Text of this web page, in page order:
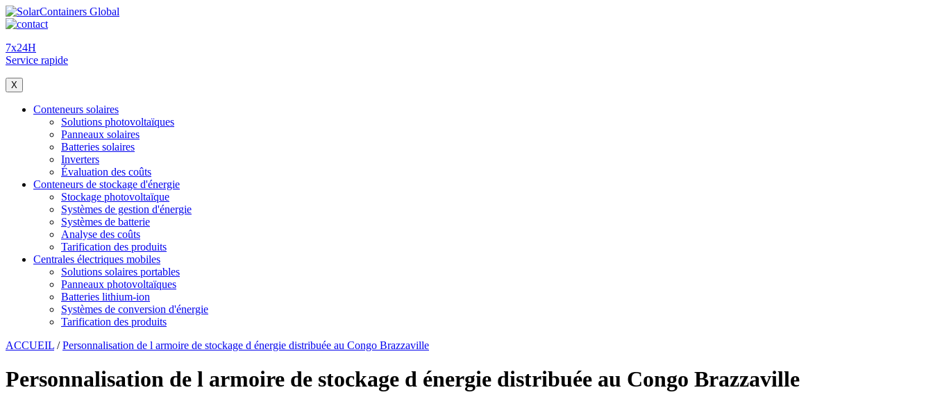
7x24H
Service rapide
X
Conteneurs solaires
Solutions photovoltaïques
Panneaux solaires
Batteries solaires
Inverters
Évaluation des coûts
Conteneurs de stockage d'énergie
Stockage photovoltaïque
Systèmes de gestion d'énergie
Systèmes de batterie
Analyse des coûts
Tarification des produits
Centrales électriques mobiles
Solutions solaires portables
Panneaux photovoltaïques
Batteries lithium-ion
Systèmes de conversion d'énergie
Tarification des produits
ACCUEIL /Personnalisation de l armoire de stockage d énergie distribuée au Congo Brazzaville
Personnalisation de l armoire de stockage d énergie distribuée au Congo Brazzaville